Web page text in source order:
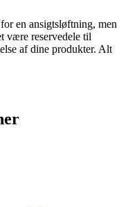
en ansigtsløftning, men
være reservedele til
af dine produkter. Alt